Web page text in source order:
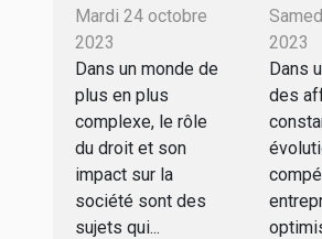
rôle joue-t-
elle dans la
société
actuelle ?
Mardi 24 octobre
2023
Dans un monde de
plus en plus
complexe, le rôle
du droit et son
impact sur la
société sont des
sujets qui...
de
de
2023
Dans
des